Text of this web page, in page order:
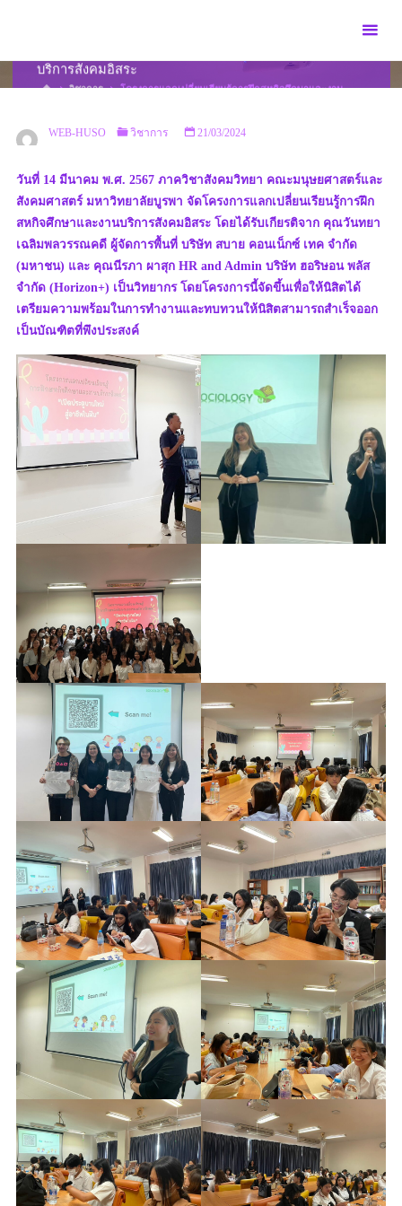
บริการสังคมอิสระ
HOMEวิชาการ
โครงการแลกเปลี่ยนเรียนรู้การฝึกสหกิจศึกษาและงาน
WEB-HUSO วิชาการ 21/03/2024
วันที่ 14 มีนาคม พ.ศ. 2567 ภาควิชาสังคมวิทยา คณะมนุษยศาสตร์และ
สังคมศาสตร์ มหาวิทยาลัยบูรพา จัดโครงการแลกเปลี่ยนเรียนรู้การฝึก
สหกิจศึกษาและงานบริการสังคมอิสระ โดยได้รับเกียรติจาก คุณวันทยา
เฉลิมพลวรรณคดี ผู้จัดการพื้นที่ บริษัท สบาย คอนเน็กซ์ เทค จำกัด
(มหาชน) และ คุณนีรภา ผาสุก HR and Admin บริษัท ฮอริษอน พลัส
จำกัด (Horizon+) เป็นวิทยากร โดยโครงการนี้จัดขึ้นเพื่อให้นิสิตได้
เตรียมความพร้อมในการทำงานและทบทวนให้นิสิตสามารถสำเร็จออก
เป็นบัณฑิตที่พึงประสงค์